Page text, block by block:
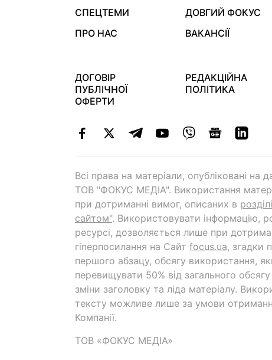
СПЕЦТЕМИ
ДОВГИЙ ФОКУС
ПРО НАС
ВАКАНСІЇ
ДОГОВІР
ПУБЛІЧНОЇ
ОФЕРТИ
РЕДАКЦІЙНА
ПОЛІТИКА
Всі права на матеріали, опубліковані на
ТОВ "ФОКУС МЕДІА". Використання
при дотриманні вимог, описаних в
сайтом". Використовувати інформацію,
ресурсі, дозволяється лише при
гіперпосилання на Cайт focus.ua, згадки
першого абзацу, обсягу використання,
перевищувати 50% від загального
зміни заголовку та ліда матеріалу.
тексту можливе лише за умови
Компанії.
ТОВ «ФОКУС МЕДІА»